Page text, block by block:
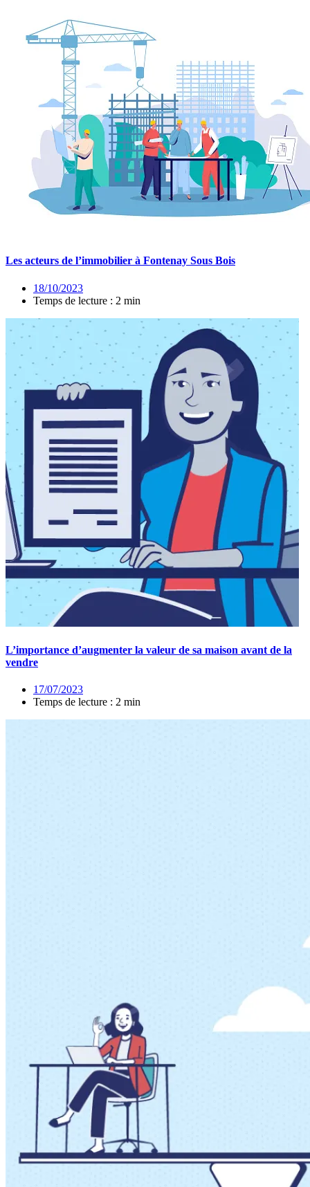
Les acteurs de l’immobilier à Fontenay Sous Bois
18/10/2023
Temps de lecture : 2 min
L’importance d’augmenter la valeur de sa maison avant de la
vendre
17/07/2023
Temps de lecture : 2 min